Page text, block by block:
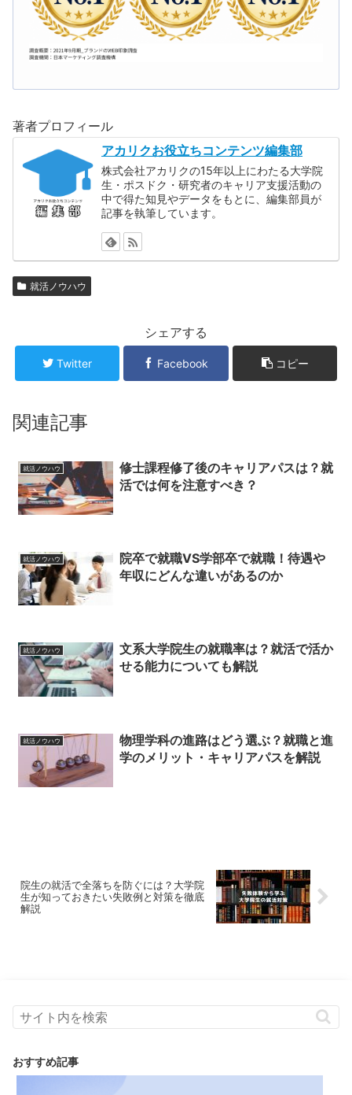
著者プロフィール
アカリクお役立ちコンテンツ編集部
株式会社アカリクの15年以上にわたる大学院
生・ポスドク・研究者のキャリア支援活動の
中で得た知見やデータをもとに、編集部員が
記事を執筆しています。
就活ノウハウ
シェアする
Twitter Facebook コピー
関連記事
就活ノウハウ
修士課程修了後のキャリアパスは？就
活では何を注意すべき？
就活ノウハウ
院卒で就職VS学部卒で就職！待遇や
年収にどんな違いがあるのか
就活ノウハウ
文系大学院生の就職率は？就活で活か
せる能力についても解説
就活ノウハウ
物理学科の進路はどう選ぶ？就職と進
学のメリット・キャリアパスを解説
院生の就活で全落ちを防ぐには？大学院
生が知っておきたい失敗例と対策を徹底
解説
おすすめ記事